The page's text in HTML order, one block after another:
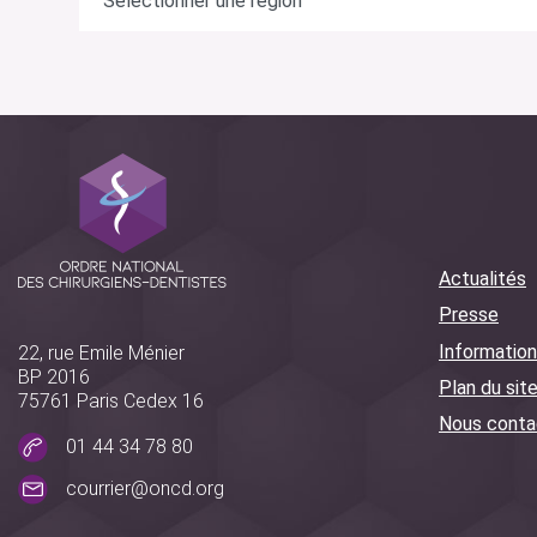
22, rue Emile Ménier
BP 2016
75761 Paris Cedex 16
01 44 34 78 80
courrier@oncd.org
Actualités
Presse
Plan du site
Nous